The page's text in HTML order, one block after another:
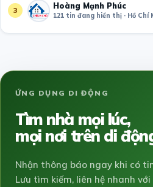
3 Hoàng Mạnh Phúc
121 tin đang hiển thị · Hồ Chí
ỨNG DỤNG DI ĐỘNG
Tìm nhà mọi lúc,
mọi nơi trên di
Nhận thông báo ngay khi có
Lưu tìm kiếm, liên hệ nhanh